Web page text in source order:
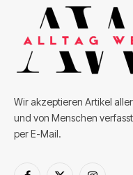
Wir akzeptieren Artikel
und von Menschen
per E-Mail.